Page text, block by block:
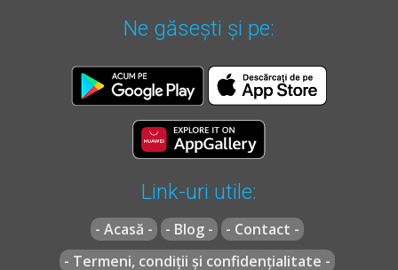
Ne găsești și pe:
Link-uri utile:
- Acasă - - Blog -
- Contact -
- Termeni, condiții și confidențialitate -